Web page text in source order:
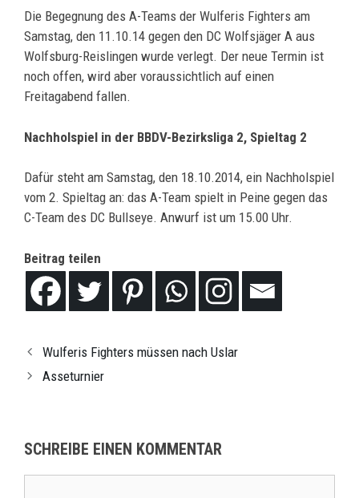
Die Begegnung des A-Teams der Wulferis Fighters am
Samstag, den 11.10.14 gegen den DC Wolfsjäger A aus
Wolfsburg-Reislingen wurde verlegt. Der neue Termin ist
noch offen, wird aber voraussichtlich auf einen
Freitagabend fallen.
Nachholspiel in der BBDV-Bezirksliga 2, Spieltag 2
Dafür steht am Samstag, den 18.10.2014, ein Nachholspiel
vom 2. Spieltag an: das A-Team spielt in Peine gegen das
C-Team des DC Bullseye. Anwurf ist um 15.00 Uhr.
Beitrag teilen
Wulferis Fighters müssen nach Uslar
Asseturnier
SCHREIBE EINEN KOMMENTAR